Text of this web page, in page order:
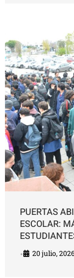
PUERTAS
ESCOLAR:
• 20 julio,